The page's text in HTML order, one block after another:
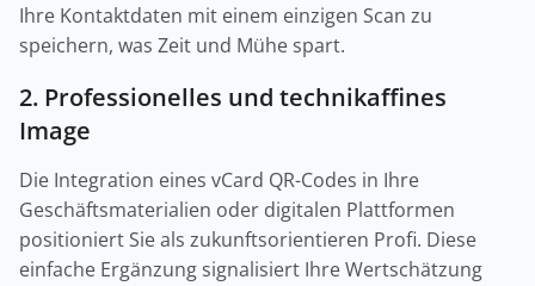
Ihre Kontaktdaten mit einem einzigen Scan zu
speichern, was Zeit und Mühe spart.
2. Professionelles und technikaffines
Image
Die Integration eines vCard QR-Codes in Ihre
Geschäftsmaterialien oder digitalen Plattformen
positioniert Sie als zukunftsorientieren Profi. Diese
einfache Ergänzung signalisiert Ihre Wertschätzung